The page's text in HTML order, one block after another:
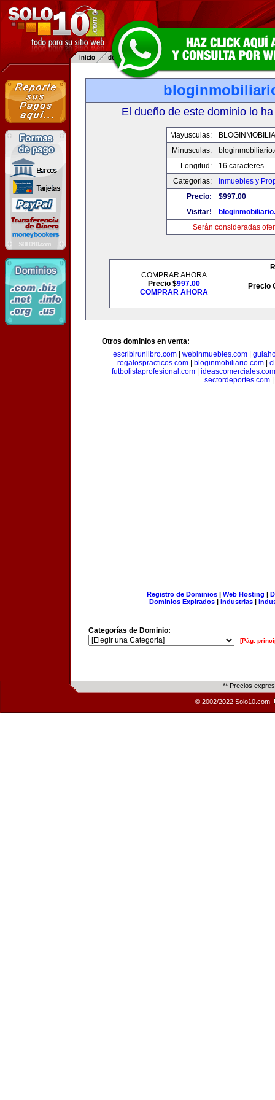
El dueño de este dominio lo
Mayusculas:
Minusculas:
Longitud:
16 caracteres
Categorias:
Inmuebles y
Precio:
$997.00
Visitar!
Serán consideradas
COMPRAR AHORA
Precio $997.00
COMPRAR AHORA
Precio
Otros dominios en venta:
escribirunlibro.com| webinmuebles.com|
regalospracticos.com| bloginmobiliario.com|
futbolistaprofesional.com
ideascomerciales.com
sectordeportes.com|
Registro de Dominios| Web Hosting |
Dominios Expirados | Industrias |
Categorías de Dominio:
[Pág.
** Precios
© 2002/2022 Solo10.com